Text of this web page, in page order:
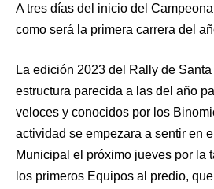
A tres días del inicio del
como será la primera carrera del
La edición 2023 del Rally de
estructura parecida a las del año
veloces y conocidos por los
actividad se empezara a sentir en
Municipal el próximo jueves por la
los primeros Equipos al predio,